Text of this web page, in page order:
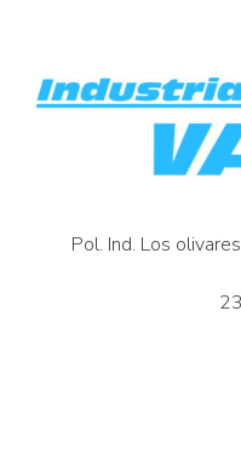
Pol. Ind. Los